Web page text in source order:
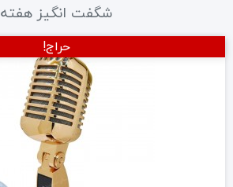
شگفت انگیز هفته
حراج!